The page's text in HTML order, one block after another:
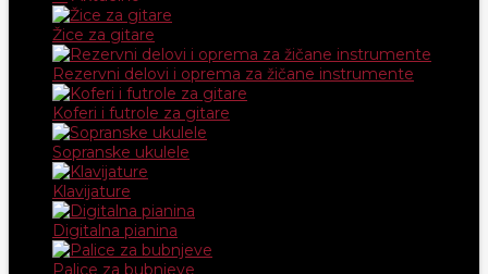
Žice za gitare
Rezervni delovi i oprema za žičane instrumente
Koferi i futrole za gitare
Sopranske ukulele
Klavijature
Digitalna pianina
Palice za bubnjeve